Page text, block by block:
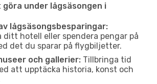
under lågsäsongen i
lågsäsongsbesparingar:
ditt hotell eller spendera pengar på
det du sparar på flygbiljetter.
och gallerier: Tillbringa tid
att upptäcka historia, konst och